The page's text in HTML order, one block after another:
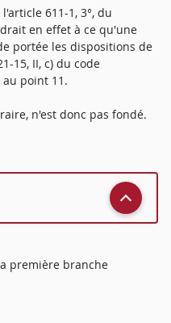
611-1, 3°, du
en effet à ce qu'une
portée les dispositions de
15, II, c) du code
point 11.
n'est donc pas fondé.
première branche